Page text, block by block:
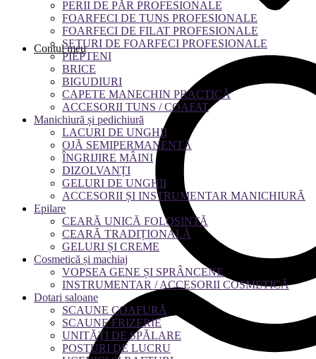
Contul meu
PERII DE PĂR PROFESIONALE
FOARFECI DE TUNS PROFESIONALE
FOARFECI DE FILAT PROFESIONALE
SETURI DE FOARFECI PROFESIONALE
PIEPTENI
BRICE
BIGUDIURI
CAPETE MANECHIN PRACTICĂ
ACCESORII TUNS / COAFAT
Manichiură și pedichiură
LACURI DE UNGHII
OJĂ SEMIPERMANENTĂ
ÎNGRIJIRE MÂINI
DIZOLVANȚI
GELURI DE UNGHII
ACCESORII ȘI INSTRUMENTAR MANICHIURĂ
Epilare
CEARĂ UNICĂ FOLOSINTĂ
CEARĂ TRADIȚIONALĂ
GELURI ȘI CREME
Cosmetică și machiaj
VOPSEA GENE ȘI SPRÂNCENE
INSTRUMENTAR / ACCESORII COSMETICĂ
Dotari saloane
SCAUNE COAFURĂ
SCAUNE FRIZERIE
UNITĂȚI DE SPĂLARE
POSTURI DE LUCRU